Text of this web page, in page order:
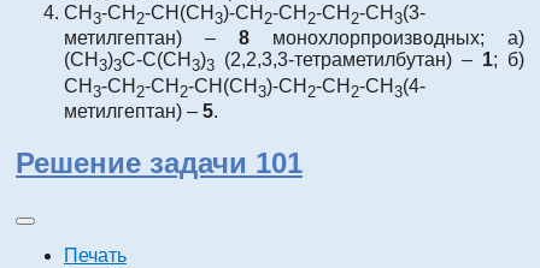
СН 3-СH 2-CH(СН 3)-CH 2-CH 2-CH 2-CH 3(3-
метилгептан) – 8 монохлорпроизводных; а)
(СН 3)3С-С(СН 3)3 (2,2,3,3-тетраметилбутан) – 1; б)
СН 3-CH 2-СH 2-CH(СН 3)-CH 2-CH 2-CH 3(4-
метилгептан) – 5.
Решение задачи 101
Печать